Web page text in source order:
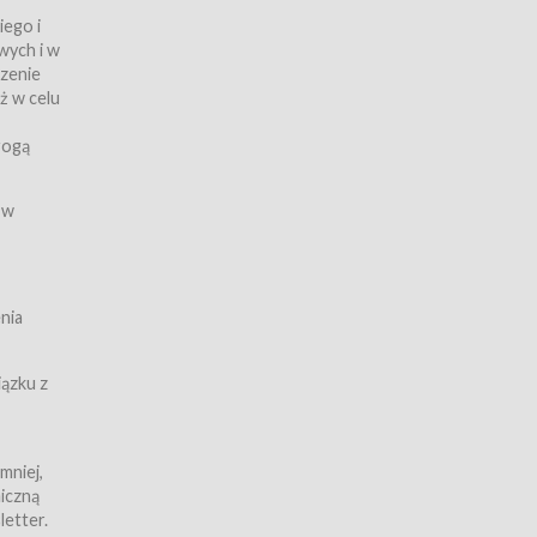
z
i
i w
w celu
z